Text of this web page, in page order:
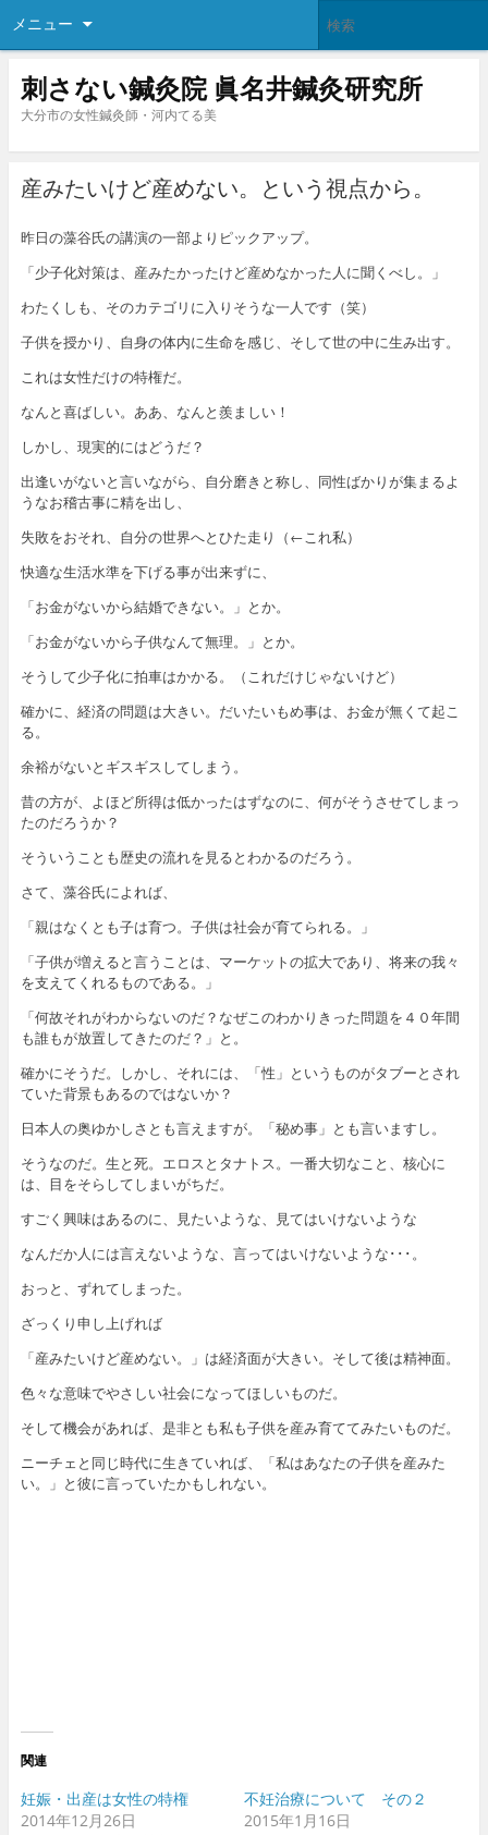
メニュー
刺さない鍼灸院 眞名井鍼灸研究所
大分市の女性鍼灸師・河内てる美
産みたいけど産めない。という視点から。
昨日の藻谷氏の講演の一部よりピックアップ。
「少子化対策は、産みたかったけど産めなかった人に聞くべし。」
わたくしも、そのカテゴリに入りそうな一人です（笑）
子供を授かり、自身の体内に生命を感じ、そして世の中に生み出す。
これは女性だけの特権だ。
なんと喜ばしい。ああ、なんと羨ましい！
しかし、現実的にはどうだ？
出逢いがないと言いながら、自分磨きと称し、同性ばかりが集まるよ
うなお稽古事に精を出し、
失敗をおそれ、自分の世界へとひた走り（←これ私）
快適な生活水準を下げる事が出来ずに、
「お金がないから結婚できない。」とか。
「お金がないから子供なんて無理。」とか。
そうして少子化に拍車はかかる。（これだけじゃないけど）
確かに、経済の問題は大きい。だいたいもめ事は、お金が無くて起こ
る。
余裕がないとギスギスしてしまう。
昔の方が、よほど所得は低かったはずなのに、何がそうさせてしまっ
たのだろうか？
そういうことも歴史の流れを見るとわかるのだろう。
さて、藻谷氏によれば、
「親はなくとも子は育つ。子供は社会が育てられる。」
「子供が増えると言うことは、マーケットの拡大であり、将来の我々
を支えてくれるものである。」
「何故それがわからないのだ？なぜこのわかりきった問題を４０年間
も誰もが放置してきたのだ？」と。
確かにそうだ。しかし、それには、「性」というものがタブーとされ
ていた背景もあるのではないか？
日本人の奥ゆかしさとも言えますが。「秘め事」とも言いますし。
そうなのだ。生と死。エロスとタナトス。一番大切なこと、核心に
は、目をそらしてしまいがちだ。
すごく興味はあるのに、見たいような、見てはいけないような
なんだか人には言えないような、言ってはいけないような･･･。
おっと、ずれてしまった。
ざっくり申し上げれば
「産みたいけど産めない。」は経済面が大きい。そして後は精神面。
色々な意味でやさしい社会になってほしいものだ。
そして機会があれば、是非とも私も子供を産み育ててみたいものだ。
ニーチェと同じ時代に生きていれば、「私はあなたの子供を産みた
い。」と彼に言っていたかもしれない。
関連
妊娠・出産は女性の特権
2014年12月26日
不妊治療について その２
2015年1月16日